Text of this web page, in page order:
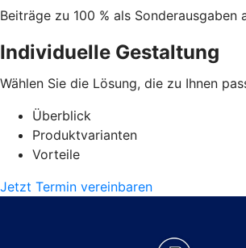
Beiträge zu 100 % als Sonderausgaben
Individuelle Gestaltung
Wählen Sie die Lösung, die zu Ihnen
Überblick
Produktvarianten
Vorteile
Jetzt Termin vereinbaren